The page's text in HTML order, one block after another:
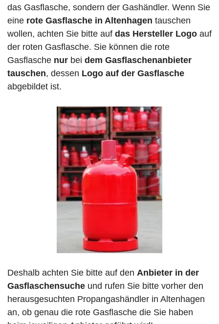
das Gasflasche, sondern der Gashändler. Wenn Sie
eine rote Gasflasche in Altenhagen tauschen
wollen, achten Sie bitte auf das Hersteller Logo auf
der roten Gasflasche. Sie können die rote
Gasflasche nur bei dem Gasflaschenanbieter
tauschen, dessen Logo auf der Gasflasche
abgebildet ist.
Deshalb achten Sie bitte auf den Anbieter in der
Gasflaschensuche und rufen Sie bitte vorher den
herausgesuchten Propangashändler in Altenhagen
an, ob genau die rote Gasflasche die Sie haben